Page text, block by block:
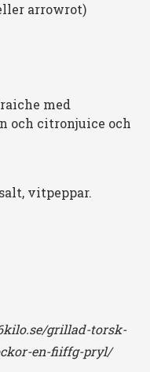
arrowrot)
med
och citronjuice och
vitpeppar.
grillad-torsk-
en-fiiffg-pryl/